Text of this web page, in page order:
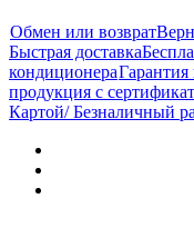
Обмен или возврат
Быстрая доставка
кондиционераГарантия
продукция с
Картой/ Безналичный